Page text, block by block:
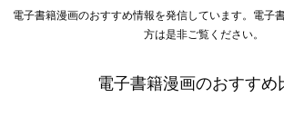
電子書籍漫画のおすすめ情報を発信しています。電子
方は是非ご覧ください。
電子書籍漫画のおすすめ